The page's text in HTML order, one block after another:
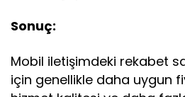
Sonuç:
Mobil iletişimdeki rekabet
için genellikle daha uygun